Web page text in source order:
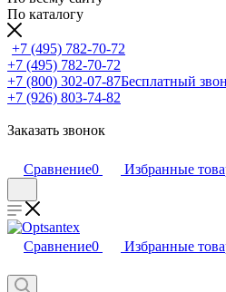
Из нержавеющей
Из латуни
По каталогу
+7 (495) 782-70-72
+7 (495) 782-70-72
+7 (800) 302-07-87Бесплатный
+7 (926) 803-74-82
Заказать звонок
Сравнение0 Избранные
Сравнение0 Избранные